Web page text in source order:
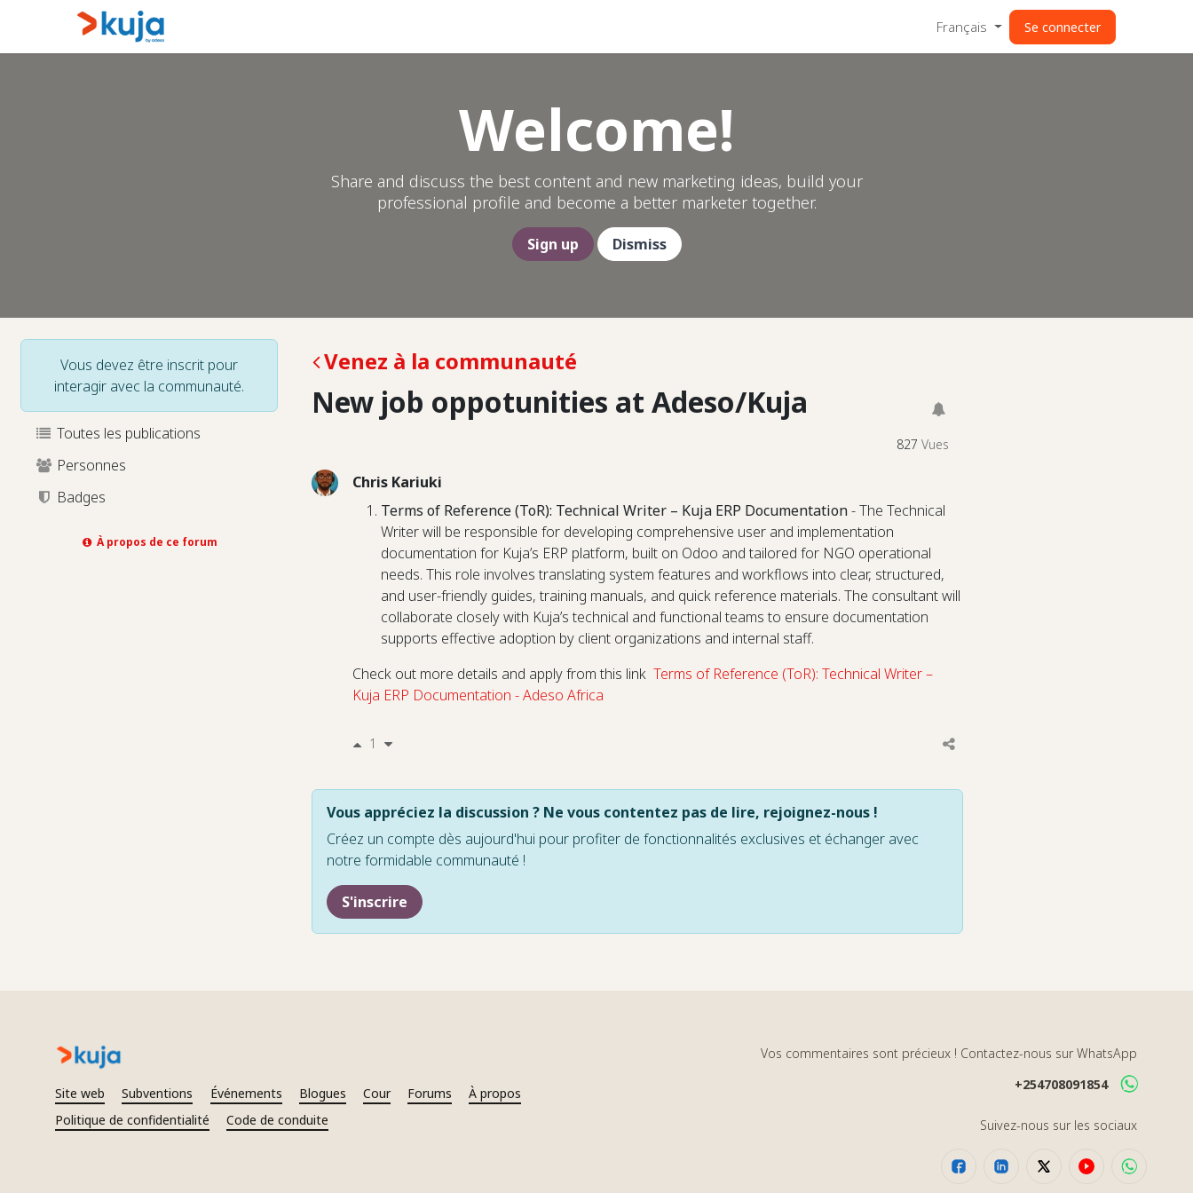
Se rendre au contenu
Français Se connecter
Welcome!
Share and discuss the best content and new marketing ideas, build your
professional profile and become a better marketer together.
Sign up Dismiss
Vous devez être inscrit pour
interagir avec la communauté.
Toutes les publications
Personnes
Badges
À propos de ce forum
Venez à la communauté
New job oppotunities at Adeso/Kuja
827 Vues
Chris Kariuki
Terms of Reference (ToR): Technical Writer – Kuja ERP Documentation- The Technical
Writer will be responsible for developing comprehensive user and implementation
documentation for Kuja’s ERP platform, built on Odoo and tailored for NGO operational
needs. This role involves translating system features and workflows into clear, structured,
and user-friendly guides, training manuals, and quick reference materials. The consultant will
collaborate closely with Kuja’s technical and functional teams to ensure documentation
supports effective adoption by client organizations and internal staff.
Check out more details and apply from this link Terms of Reference (ToR): Technical Writer –
Kuja ERP Documentation - Adeso Africa
1
Vous appréciez la discussion ? Ne vous contentez pas de lire, rejoignez-nous !
Créez un compte dès aujourd'hui pour profiter de fonctionnalités exclusives et échanger avec
notre formidable communauté !
S'inscrire
Site web Subventions Événements Blogues Cour Forums
À propos
Politique de confidentialité
Code de conduite
Vos commentaires sont précieux ! Contactez-nous sur WhatsApp
+254708091854
Suivez-nous sur les sociaux